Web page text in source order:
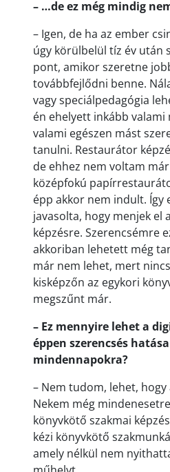
– …de ez még mindig
– Igen, de ha az ember
úgy körülbelül tíz év után
pont, amikor szeretne
továbbfejlődni benne.
vagy speciálpedagógia
én ehelyett inkább valami
valami egészen mást
tanulni. Restaurátor
de ehhez nem voltam
középfokú
épp akkor nem indult. Így
javasolta, hogy menjek el
képzésre. Szerencsémre
akkoriban lehetett még
már nem lehet, mert
kisképzőn az egykori
megszűnt már.
– Ez mennyire lehet a
éppen szerencsés
mindennapokra?
– Nem tudom, lehet, hogy
Nekem még
könyvkötő szakmai
kézi könyvkötő
amely nélkül nem